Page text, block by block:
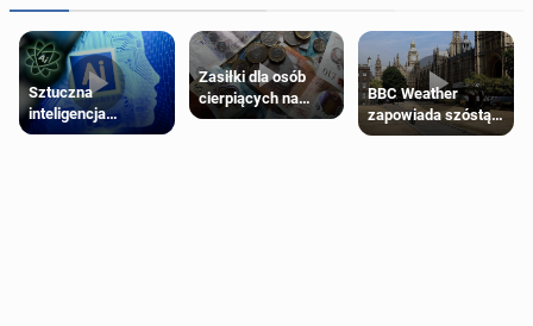
Sztuczna
inteligencja
próbowała oszukać
Zasiłki dla osób
cierpiących na
schorzenia
BBC Weather
zapowiada szóstą
falę upałów w